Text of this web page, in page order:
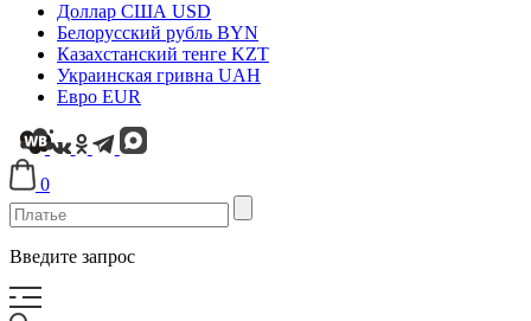
Доллар США USD
Белорусский рубль BYN
Казахстанский тенге KZT
Украинская гривна UAH
Евро EUR
0
Введите запрос